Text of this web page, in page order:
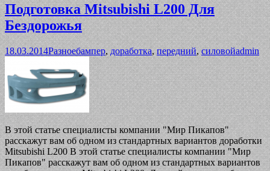
Подготовка Mitsubishi L200 Для
Бездорожья
18.03.2014Разноебампер, доработка,передний,силовойadmin
В этой статье специалисты компании "Мир Пикапов"
расскажут вам об одном из стандартных вариантов доработки
Mitsubishi L200 В этой статье специалисты компании "Мир
Пикапов" расскажут вам об одном из стандартных вариантов